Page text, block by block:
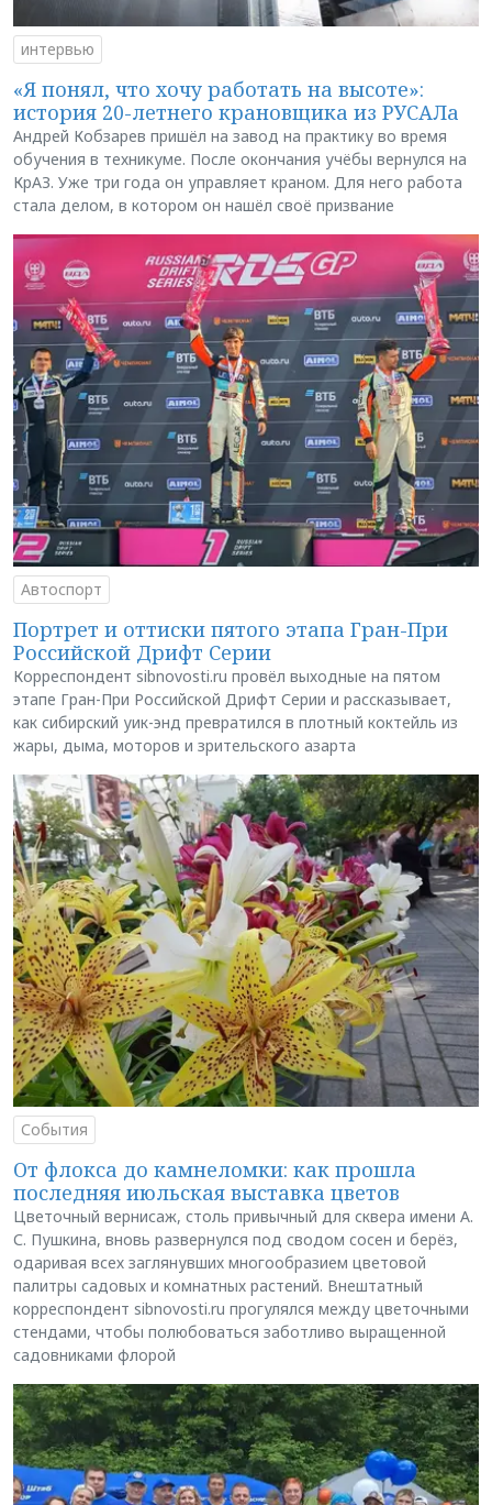
интервью
«Я понял, что хочу работать на высоте»:
история 20-летнего крановщика из РУСАЛа
Андрей Кобзарев пришёл на завод на практику во время
обучения в техникуме. После окончания учёбы вернулся на
КрАЗ. Уже три года он управляет краном. Для него работа
стала делом, в котором он нашёл своё призвание
Автоспорт
Портрет и оттиски пятого этапа Гран-При
Российской Дрифт Серии
Корреспондент sibnovosti.ru провёл выходные на пятом
этапе Гран-При Российской Дрифт Серии и рассказывает,
как сибирский уик-энд превратился в плотный коктейль из
жары, дыма, моторов и зрительского азарта
События
От флокса до камнеломки: как прошла
последняя июльская выставка цветов
Цветочный вернисаж, столь привычный для сквера имени А.
С. Пушкина, вновь развернулся под сводом сосен и берёз,
одаривая всех заглянувших многообразием цветовой
палитры садовых и комнатных растений. Внештатный
корреспондент sibnovosti.ru прогулялся между цветочными
стендами, чтобы полюбоваться заботливо выращенной
садовниками флорой